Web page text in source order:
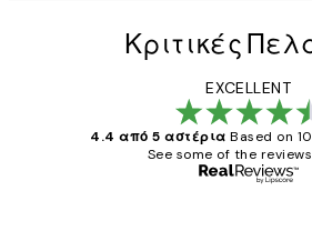
Κριτικές
EXCELLENT
4.4 από 5 αστέρια Based on
See some of the